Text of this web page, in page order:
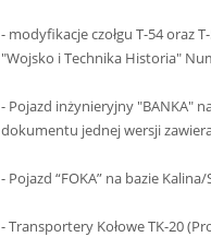
- modyfikacje czołgu T-54 oraz
"Wojsko i Technika Historia"
- Pojazd inżynieryjny "BANKA"
dokumentu jednej wersji
- Pojazd “FOKA” na bazie
- Transportery Kołowe TK-20